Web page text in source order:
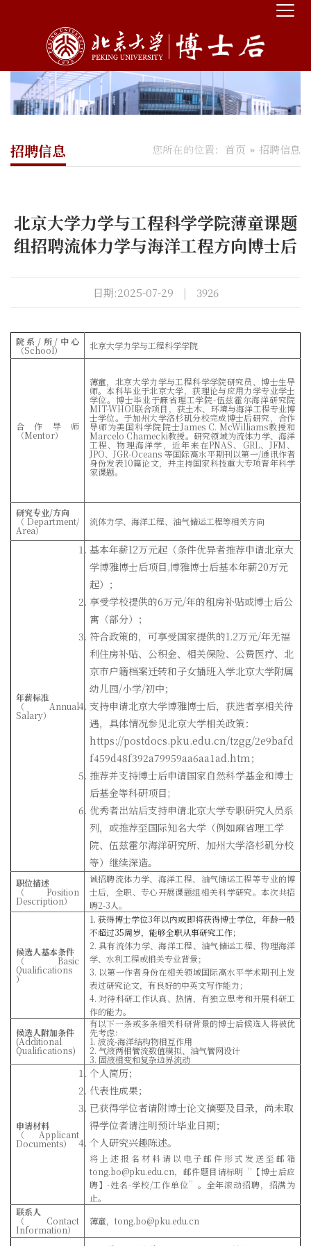
您所在的位置： 首页 招聘信息
招聘信息
北京大学力学与工程科学学院薄童课题
组招聘流体力学与海洋工程方向博士后
日期:2025-07-29 | 3926
院系 /所 / 中心
（School） 北京大学力学与工程科学学院
合作导师
（Mentor）
薄童，北京大学力学与工程科学学院研究员、博士生导
师。本科毕业于北京大学，获理论与应用力学专业学士
学位。博士毕业于麻省理工学院-伍兹霍尔海洋研究院
MIT-WHOI联合项目，获土木、环境与海洋工程专业博
士学位。于加州大学洛杉矶分校完成博士后研究，合作
导师为美国科学院院士James C. McWilliams教授和
Marcelo Chamecki教授。研究领域为流体力学、海洋
工程、物理海洋学，近年来在PNAS、 GRL、JFM、
JPO、JGR-Oceans等国际高水平期刊以第一/通讯作者
身份发表10篇论文，并主持国家科技重大专项青年科学
家课题。
研究专业/方向
（Department/
Area）
流体力学、海洋工程、油气储运工程等相关方向
年薪标准
（ Annual
Salary）
基本年薪12万元起（条件优异者推荐申请北京大
学博雅博士后项目 ,博雅博士后基本年薪20万元
起）；
享受学校提供的6万元/年的租房补贴或博士后公
寓（部分）；
符合政策的，可享受国家提供的1.2万元/年无福
利住房补贴、公积金、相关保险、公费医疗、北
京市户籍档案迁转和子女插班入学北京大学附属
幼儿园/小学/初中；
支持申请北京大学博雅博士后，获选者享相关待
遇，具体情况参见北京大学相关政策：
https://postdocs.pku.edu.cn/tzgg/2e9bafd
f459d48f392a79959aa6aa1ad.htm ；
推荐并支持博士后申请国家自然科学基金和博士
后基金等科研项目 ;
优秀者出站后支持申请北京大学专职研究人员系
列，或推荐至国际知名大学（例如麻省理工学
院、伍兹霍尔海洋研究所、加州大学洛杉矶分校
等）继续深造。
职位描述
（ Position
Description）
诚招聘流体力学、海洋工程、油气储运工程等专业的博
士后，全职、专心开展课题组相关科学研究。本次共招
聘2-3人。
候选人基本条件
（ Basic
Qualifications
）
1. 获得博士学位3年以内或即将获得博士学位，年龄一般
不超过35周岁，能够全职从事研究工作；
2. 具有流体力学、海洋工程、油气储运工程、物理海洋
学、水利工程或相关专业背景；
3. 以第一作者身份在相关领域国际高水平学术期刊上发
表过研究论文，有良好的中英文写作能力；
4. 对待科研工作认真、热情，有独立思考和开展科研工
作的能力。
候选人附加条件
(Additional
Qualifications)
有以下一条或多条相关科研背景的博士后候选人将被优
先考虑：
1. 波流-海洋结构物相互作用
2. 气液两相管流数值模拟、油气管网设计
3. 固液相变和复杂边界流动
申请材料
（ Applicant
Documents）
个人简历；
代表性成果；
已获得学位者请附博士论文摘要及目录，尚未取
得学位者请注明预计毕业日期；
个人研究兴趣陈述。
将上述报名材料请以电子邮件形式发送至邮箱
tong.bo@pku.edu.cn，邮件题目请标明 “ 【博士后应
聘】-姓名-学校/工作单位” 。全年滚动招聘，招满为
止。
联系人
（ Contact
Information）
薄童， tong.bo@pku.edu.cn